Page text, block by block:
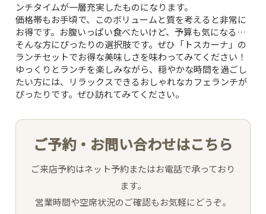
ンチタイムが一層充実したものになります。
価格帯もお手頃で、このボリュームと質を考えると非常に
お得です。お腹いっぱい食べたいけど、予算も気になる…
そんな方にぴったりの選択肢です。ぜひ「トスカーナ」の
ランチセットでお得な美味しさを味わってみてください！
ゆっくりとランチを楽しみながら、穏やかな時間を過ごし
たい方には、リラックスできるおしゃれなカフェランチが
ぴったりです。ぜひ訪れてみてください。
ご予約・お問い合わせはこちら
ご来店予約はネット予約またはお電話で承っており
ます。
営業時間や空席状況のご確認もお気軽にどうぞ。